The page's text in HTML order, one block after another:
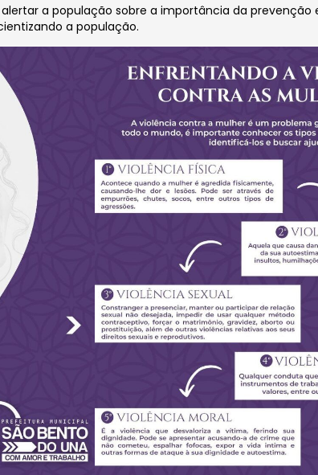
a população sobre a importância da prevenção e
a população.